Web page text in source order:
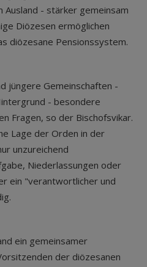
- stärker gemeinsam
Diözesen ermöglichen
diözesane Pensionssystem.
jüngere Gemeinschaften -
- besondere
Fragen, so der Bischofsvikar.
Lage der Orden in der
unzureichend
Niederlassungen oder
ein "verantwortlicher und
ein gemeinsamer
der diözesanen